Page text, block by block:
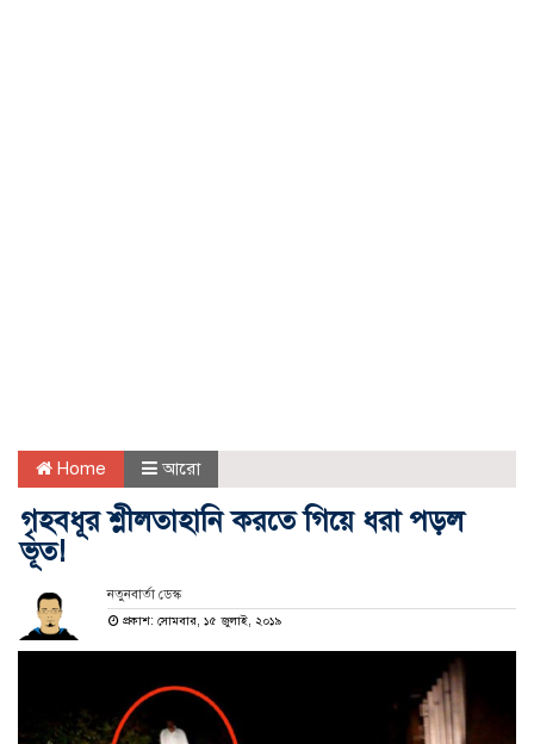
Home আরো
গৃহবধূর শ্লীলতাহানি করতে গিয়ে ধরা পড়ল
ভূত!
নতুনবার্তা ডেস্ক
প্রকাশ: সোমবার, ১৫ জুলাই, ২০১৯